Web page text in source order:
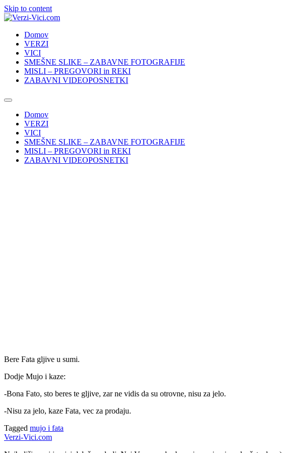
Skip to content
Domov
VERZI
VICI
SMEŠNE SLIKE – ZABAVNE FOTOGRAFIJE
MISLI – PREGOVORI in REKI
ZABAVNI VIDEOPOSNETKI
Domov
VERZI
VICI
SMEŠNE SLIKE – ZABAVNE FOTOGRAFIJE
MISLI – PREGOVORI in REKI
ZABAVNI VIDEOPOSNETKI
Bere Fata gljive u sumi.
Dodje Mujo i kaze:
-Bona Fato, sto beres te gljive, zar ne vidis da su otrovne, nisu za jelo.
-Nisu za jelo, kaze Fata, vec za prodaju.
Tagged mujo i fata
Verzi-Vici.com